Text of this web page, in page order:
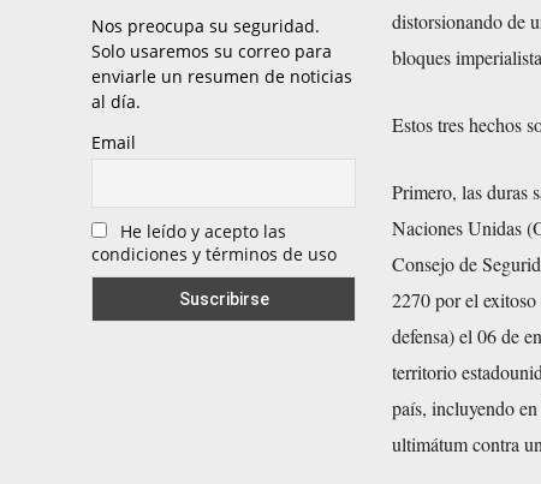
Nos preocupa su seguridad.
Solo usaremos su correo para
enviarle un resumen de noticias
al día.
Email
He leído y acepto las
condiciones y términos de uso
distorsionando de
bloques
Estos tres hechos
Primero, las duras
Naciones Unidas
Consejo de
2270 por el
defensa) el 06 de
territorio
país, incluyendo
ultimátum contra